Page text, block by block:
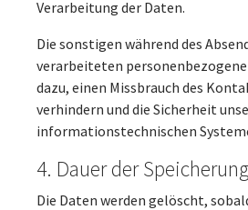
Verarbeitung der Daten.
Die sonstigen während des
verarbeiteten
dazu, einen Missbrauch des
verhindern und die Sicherheit
informationstechnischen
4. Dauer der Speicherung
Die Daten werden gelöscht,